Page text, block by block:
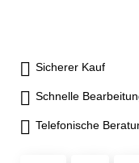
Sicherer Kauf
Schnelle
Telefonische